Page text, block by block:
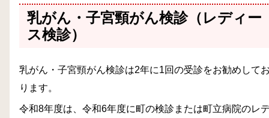
乳がん・子宮頸がん検診（レディー
ス検診）
乳がん・子宮頸がん検診は2年に1回の受診をお勧めして
ります。
令和8年度は、令和6年度に町の検診または町立病院のレ